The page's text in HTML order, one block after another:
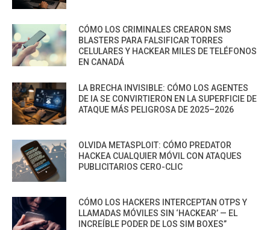
CÓMO LOS CRIMINALES CREARON SMS
BLASTERS PARA FALSIFICAR TORRES
CELULARES Y HACKEAR MILES DE TELÉFONOS
EN CANADÁ
LA BRECHA INVISIBLE: CÓMO LOS AGENTES
DE IA SE CONVIRTIERON EN LA SUPERFICIE DE
ATAQUE MÁS PELIGROSA DE 2025–2026
OLVIDA METASPLOIT: CÓMO PREDATOR
HACKEA CUALQUIER MÓVIL CON ATAQUES
PUBLICITARIOS CERO-CLIC
CÓMO LOS HACKERS INTERCEPTAN OTPS Y
LLAMADAS MÓVILES SIN ‘HACKEAR’ — EL
INCREÍBLE PODER DE LOS SIM BOXES”